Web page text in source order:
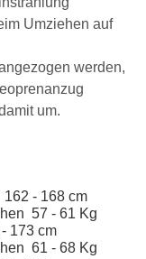
Umziehen auf
werden,
um.
- 168 cm
57 - 61 Kg
173 cm
61 - 68 Kg